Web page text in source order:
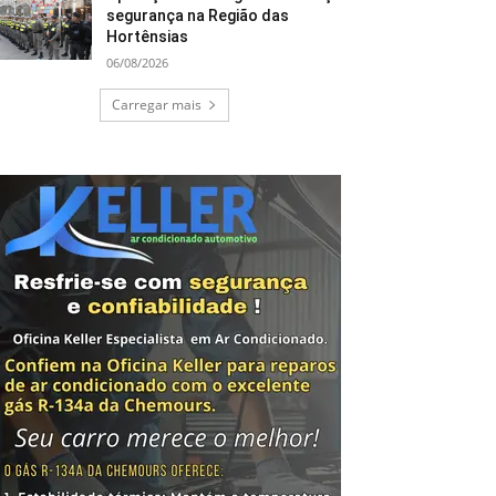
segurança na Região das
Hortênsias
06/08/2026
Carregar mais